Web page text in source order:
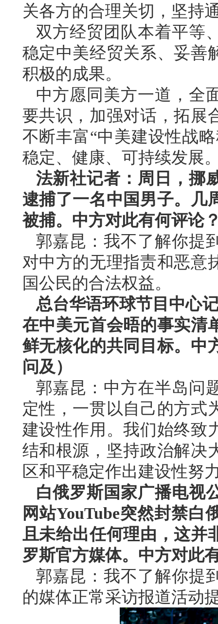
关各方的合理关切，坚持
双方经贸团队本着平等
稳定中美经贸关系、妥善
积极的成果。
中方愿同美方一道，全
要共识，加强对话，拓展
不断丰富“中美建设性战
稳定、健康、可持续发展
法新社记者：周日，挪
逮捕了一名中国男子。几
被捕。中方对此有何评论
郭嘉昆：我不了解你提
对中方的无理指责和恶意
国公民的合法权益。
总台华语环球节目中心
在中美元首会晤的事实清
鲜无核化的共同目标。中
问及）
郭嘉昆：中方在半岛问
定性，一贯以自己的方式
建设性作用。我们始终致
结和根源，坚持政治解决
区和平稳定作出建设性努
白俄罗斯国家广播电视
网站YouTube突然封禁白
且未给出任何理由，这并
罗斯官方媒体。中方对此
郭嘉昆：我不了解你提
的媒体正常采访报道活动